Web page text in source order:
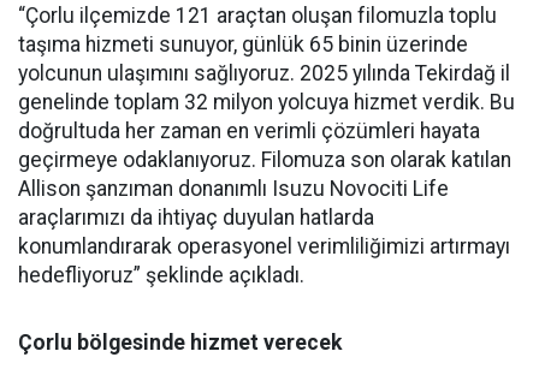
“Çorlu ilçemizde 121 araçtan oluşan filomuzla toplu
taşıma hizmeti sunuyor, günlük 65 binin üzerinde
yolcunun ulaşımını sağlıyoruz. 2025 yılında Tekirdağ il
genelinde toplam 32 milyon yolcuya hizmet verdik. Bu
doğrultuda her zaman en verimli çözümleri hayata
geçirmeye odaklanıyoruz. Filomuza son olarak katılan
Allison şanzıman donanımlı Isuzu Novociti Life
araçlarımızı da ihtiyaç duyulan hatlarda
konumlandırarak operasyonel verimliliğimizi artırmayı
hedefliyoruz” şeklinde açıkladı.
Çorlu bölgesinde hizmet verecek